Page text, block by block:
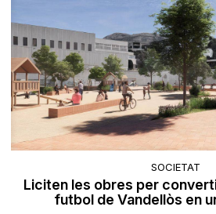
SOCIETAT
Liciten les obres per
futbol de Vandellòs en